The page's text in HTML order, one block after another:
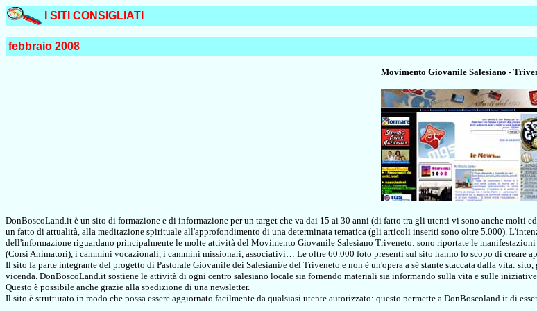
I SITI CONSIGLIATI
febbraio 2008
Movimento Giovanile Salesiano -
DonBoscoLand.it è un sito di formazione e di informazione per un target che va dai 15 ai 30 anni (di fatto tra gli utenti vi sono anche molti
un fatto di attualità, alla meditazione spirituale all'approfondimento di una determinata tematica (gli articoli inseriti sono oltre 5.000).
dell'informazione riguardano principalmente le molte attività del Movimento Giovanile Salesiano Triveneto: sono riportate le
(Corsi Animatori), i cammini vocazionali, i cammini missionari, associativi… Le oltre 60.000 foto presenti sul sito hanno lo scopo di creare
Il sito fa parte integrante del progetto di Pastorale Giovanile dei Salesiani/e del Triveneto e non è un'opera a sé stante staccata dalla vita:
vicenda. DonBoscoLand.it sostiene le attività di ogni centro salesiano locale sia fornendo materiali sia informando sulla vita e sulle
Questo è possibile anche grazie alla spedizione di una newsletter.
Il sito è strutturato in modo che possa essere aggiornato facilmente da qualsiasi utente autorizzato: questo permette a DonBoscoland.it di